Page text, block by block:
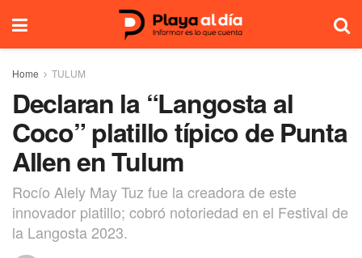
Home TULUM
Declaran la “Langosta al
Coco” platillo típico de Punta
Allen en Tulum
Rocío Alely May Tuz fue la creadora de este
innovador platillo; cobró notoriedad en el Festival de
la Langosta 2023.